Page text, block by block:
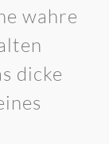
wahre
dicke